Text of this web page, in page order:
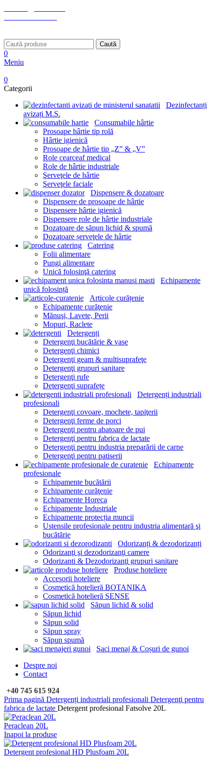
Caută
0
Meniu
0
Categorii
Dezinfectanți
avizați M.S.
Consumabile hârtie
Prosoape hârtie tip rolă
Hârtie igienică
Prosoape de hârtie tip „Z” & „V”
Role cearceaf medical
Role de hârtie industriale
Şerveţele de hârtie
Şerveţele faciale
Dispensere & dozatoare
Dispensere de prosoape de hârtie
Dispensere hârtie igienică
Dispensere role de hârtie industriale
Dozatoare de săpun lichid & spumă
Dozatoare șerveţele de hârtie
Catering
Folii alimentare
Pungi alimentare
Unică folosinţă catering
Echipamente
unică folosință
Articole curățenie
Echipamente curăţenie
Mănuşi, Lavete, Perii
Mopuri, Raclete
Detergenți
Detergenţi bucătărie & vase
Detergenţi chimici
Detergenţi geam & multisuprafeţe
Detergenţi grupuri sanitare
Detergenţi rufe
Detergenţi suprafețe
Detergenți industriali
profesionali
Detergenţi covoare, mochete, tapiţerii
Detergenţi ferme de porci
Detergenţi pentru abatoare de pui
Detergenţi pentru fabrica de lactate
Detergenţi pentru industria preparării de carne
Detergenţi pentru patiserii
Echipamente
profesionale
Echipamente bucătării
Echipamente curăţenie
Echipamente Horeca
Echipamente Industriale
Echipamente protecția muncii
Ustensile profesionale pentru industria alimentară şi
bucătărie
Odorizanți & dezodorizanți
Odorizanţi şi dezodorizanţi camere
Odorizanti & Dezodorizanţi grupuri sanitare
Produse hoteliere
Accesorii hoteliere
Cosmetică hotelieră BOTANIKA
Cosmetică hotelieră SENSE
Săpun lichid & solid
Săpun lichid
Săpun solid
Săpun spray
Săpun spumă
Saci menaj & Coșuri de gunoi
Despre noi
Contact
+40 745 615 924
Prima pagină Detergenți industriali profesionali Detergenţi pentru
fabrica de lactate Detergent profesional Fatsolve 20L
Peraclean 20L
Inapoi la produse
Detergent profesional HD Plusfoam 20L